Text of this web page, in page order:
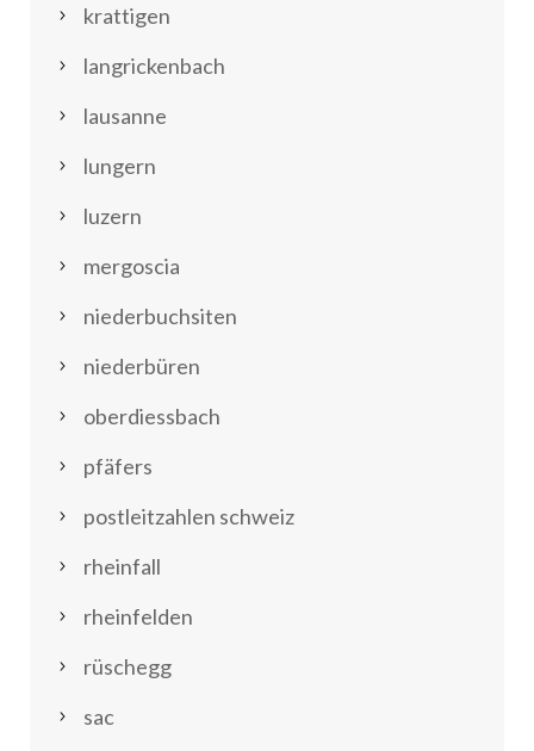
krattigen
langrickenbach
lausanne
lungern
luzern
mergoscia
niederbuchsiten
niederbüren
oberdiessbach
pfäfers
postleitzahlen schweiz
rheinfall
rheinfelden
rüschegg
sac